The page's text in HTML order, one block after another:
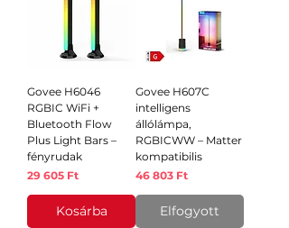
Govee H6046
RGBIC WiFi +
Bluetooth Flow
Plus Light Bars –
fényrudak
Ár
29 605 Ft
Kosárba
Govee H607C
intelligens
állólámpa,
RGBICWW – Matter
kompatibilis
Ár
46 803 Ft
Elfogyott